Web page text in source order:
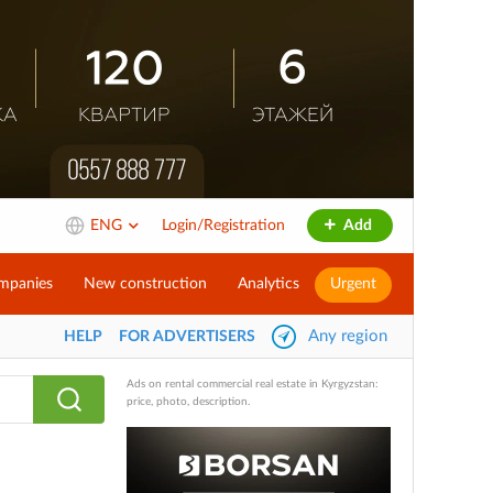
ENG Login/Registration Add
New construction Analytics Urgent
HELP FOR ADVERTISERS Any region
Ads on rental commercial real estate in Kyrgyzstan:
price, photo, description.